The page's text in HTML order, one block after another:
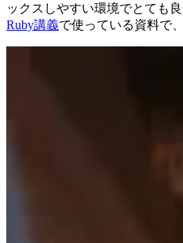
ックスしやすい環境でとても
Ruby講義で使っている資料で